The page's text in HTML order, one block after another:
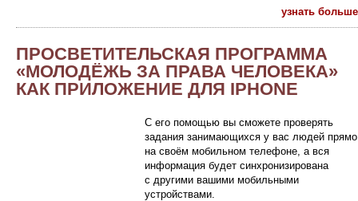
узнать
ПРОСВЕТИТЕЛЬСКАЯ ПРОГРАММА
«МОЛОДЁЖЬ ЗА ПРАВА ЧЕЛОВЕКА»
КАК ПРИЛОЖЕНИЕ ДЛЯ IPHONE
С его помощью вы сможете проверять
задания занимающихся у вас людей прямо
на своём мобильном телефоне, а вся
информация будет синхронизирована
с другими вашими мобильными
устройствами.